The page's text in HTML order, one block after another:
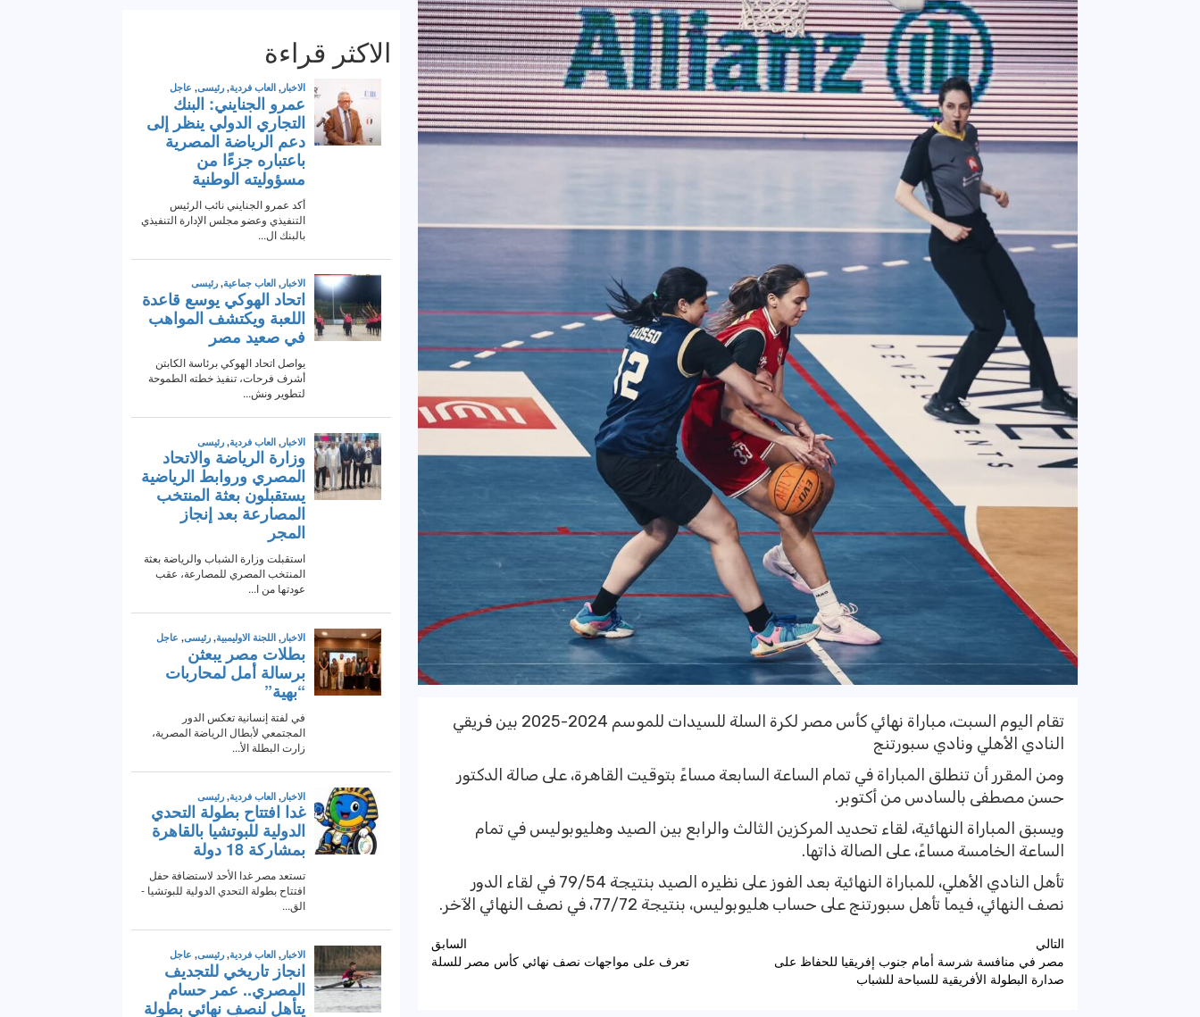
تقام اليوم السبت، مباراة نهائي كأس مصر لكرة السلة للسيدات للموسم 2024-2025 بين فريقي
النادي الأهلي ونادي سبورتنج
ومن المقرر أن تنطلق المباراة في تمام الساعة السابعة مساءً بتوقيت القاهرة، على صالة الدكتور
حسن مصطفى بالسادس من أكتوبر.
ويسبق المباراة النهائية، لقاء تحديد المركزين الثالث والرابع بين الصيد وهليوبوليس في تمام
الساعة الخامسة مساءً، على الصالة ذاتها.
تأهل النادي الأهلي، للمباراة النهائية بعد الفوز على نظيره الصيد بنتيجة 79/54 في لقاء الدور
نصف النهائي، فيما تأهل سبورتنج على حساب هليوبوليس، بنتيجة 77/72، في نصف النهائي الآخر.
تصفّح
المقالات
السابق
تعرف على مواجهات نصف نهائي كأس مصر للسلة
التالي
مصر في منافسة شرسة أمام جنوب إفريقيا للحفاظ على
صدارة البطولة الأفريقية للسباحة للشباب
الاكثر قراءة